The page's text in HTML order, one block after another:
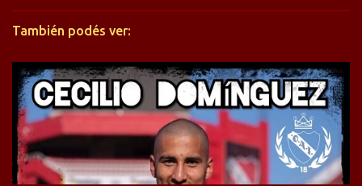
r
i
s
También podés ver: